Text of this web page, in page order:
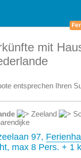
mit
entsprechen Ihren
Zeeland
97,
max 8 Pers. + 1